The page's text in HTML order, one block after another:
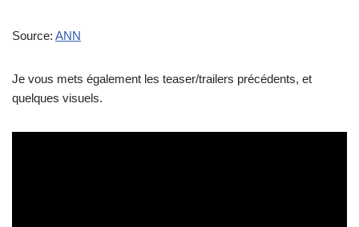
Source: ANN
Je vous mets également les teaser/trailers précédents, et
quelques visuels.